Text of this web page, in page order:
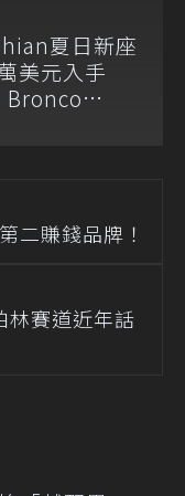
夏日新座
美元入手
Bronco
二賺錢品牌！
林賽道近年話